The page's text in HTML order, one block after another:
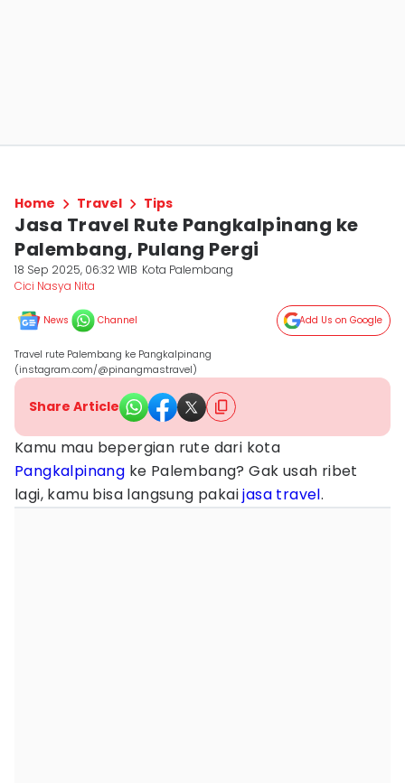
Home Travel Tips
Jasa Travel Rute Pangkalpinang ke
Palembang, Pulang Pergi
18 Sep 2025, 06:32 WIB Kota Palembang
Cici Nasya Nita
News Channel Add Us on Google
Travel rute Palembang ke Pangkalpinang
(instagram.com/@pinangmastravel)
Share Article
Kamu mau bepergian rute dari kota
Pangkalpinang ke Palembang? Gak usah ribet
lagi, kamu bisa langsung pakaijasa travel.